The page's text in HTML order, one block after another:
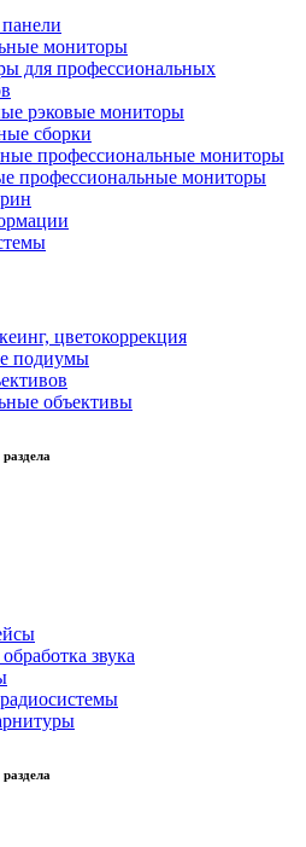
мониторы
для профессиональных
рэковые мониторы
сборки
профессиональные мониторы
профессиональные мониторы
цветокоррекция
подиумы
объективы
звука